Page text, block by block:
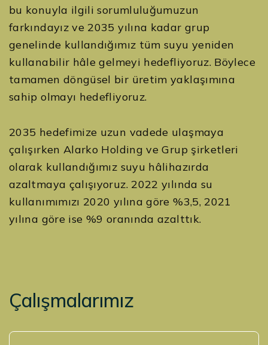
bu konuyla ilgili sorumluluğumuzun
farkındayız ve 2035 yılına kadar grup
genelinde kullandığımız tüm suyu yeniden
kullanabilir hâle gelmeyi hedefliyoruz. Böylece
tamamen döngüsel bir üretim yaklaşımına
sahip olmayı hedefliyoruz.
2035 hedefimize uzun vadede ulaşmaya
çalışırken Alarko Holding ve Grup şirketleri
olarak kullandığımız suyu hâlihazırda
azaltmaya çalışıyoruz. 2022 yılında su
kullanımımızı 2020 yılına göre %3,5, 2021
yılına göre ise %9 oranında azalttık.
Çalışmalarımız